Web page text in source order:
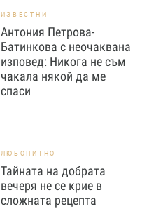
ИЗВЕСТНИ
Антония Петрова-
Батинкова с неочаквана
изповед: Никога не съм
чакала някой да ме
спаси
ЛЮБОПИТНО
Тайната на добрата
вечеря не се крие в
сложната рецепта